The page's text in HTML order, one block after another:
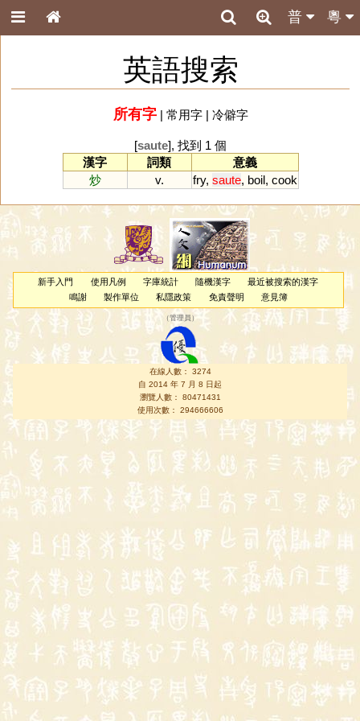
粵
普
英語搜索
所有字| 常用字| 冷僻字
[saute], 找到 1 個
漢字
詞類
意義
炒
v. fry, saute, boil, cook
新手入門 使用凡例 字庫統計 隨機漢字
最近被搜索的漢字
鳴謝
製作單位 私隱政策 免責聲明 意見簿
（管理員 ）
在線人數： 3274
自 2014 年 7 月 8 日起
瀏覽人數： 80471431
使用次數： 294666606